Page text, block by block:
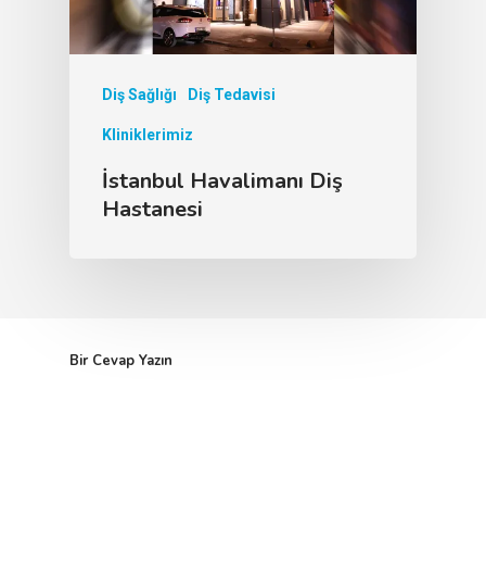
Diş Sağlığı Diş Tedavisi
Kliniklerimiz
İstanbul Havalimanı Diş
Hastanesi
Bir Cevap Yazın